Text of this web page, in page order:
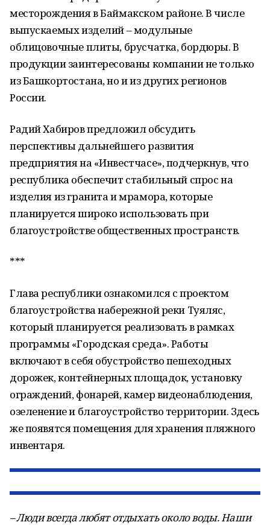
месторождения в Баймакском районе. В числе
выпускаемых изделий – модульные
облицовочные плиты, брусчатка, бордюры. В
продукции заинтересованы компании не только
из Башкортостана, но и из других регионов
России.
Радий Хабиров предложил обсудить
перспективы дальнейшего развития
предприятия на «Инвестчасе», подчеркнув, что
республика обеспечит стабильный спрос на
изделия из гранита и мрамора, которые
планируется широко использовать при
благоустройстве общественных пространств.
***
Глава республики ознакомился с проектом
благоустройства набережной реки Туяляс,
который планируется реализовать в рамках
программы «Городская среда». Работы
включают в себя обустройство пешеходных
дорожек, контейнерных площадок, установку
ограждений, фонарей, камер видеонаблюдения,
озеленение и благоустройство территории. Здесь
же появятся помещения для хранения пляжного
инвентаря.
– Люди всегда любят отдыхать около воды. Наши